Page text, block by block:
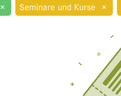
× Seminare und Kurse ×